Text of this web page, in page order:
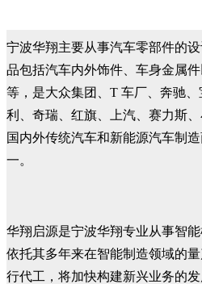
宁波华翔主要从事汽车零部件的
品包括汽车内外饰件、车身金属
等，是大众集团、T 车厂、奔驰
利、奇瑞、红旗、上汽、赛力斯
国内外传统汽车和新能源汽车制
一。
华翔启源是宁波华翔专业从事智
依托其多年来在智能制造领域的
行代工，将加快构建新兴业务的发